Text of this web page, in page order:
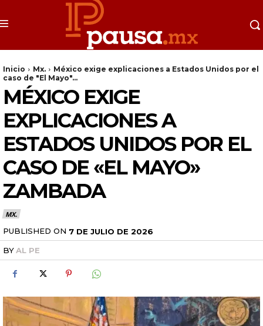
Inicio Mx.
México exige explicaciones a Estados Unidos por el
caso de "El Mayo"...
MÉXICO EXIGE
EXPLICACIONES A
ESTADOS UNIDOS POR EL
CASO DE «EL MAYO»
ZAMBADA
MX.
PUBLISHED ON 7 DE JULIO DE 2026
BYAL PE